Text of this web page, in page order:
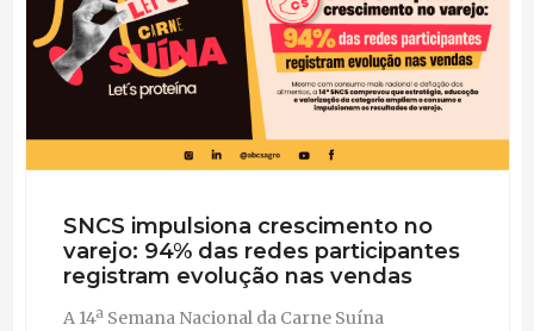
SNCS impulsiona crescimento no
varejo: 94% das redes participantes
registram evolução nas vendas
A 14ª Semana Nacional da Carne Suína